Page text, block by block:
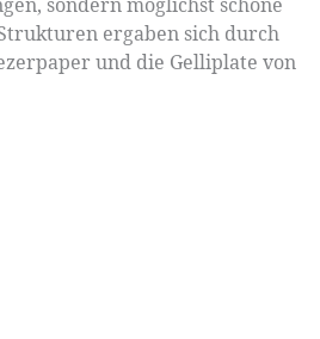
sondern möglichst schöne
ergaben sich durch
und die Gelliplate von